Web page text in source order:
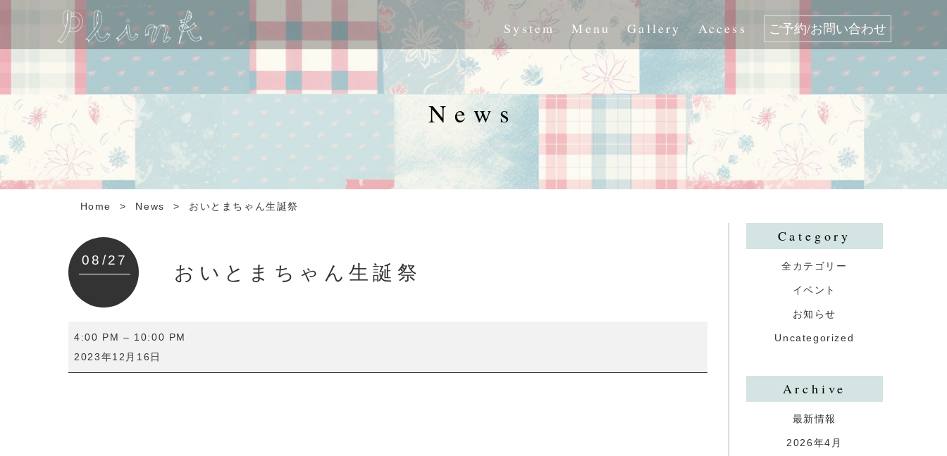
System Menu Gallery Access ご予約/お問い合わせ
News
Home > News > おいとまちゃん生誕祭
08/27
おいとまちゃん生誕祭
と
4:00 PM – 10:00 PM
2023年12月16日
Category
全カテゴリー
イベント
お知らせ
Uncategorized
Archive
最新情報
2026年4月